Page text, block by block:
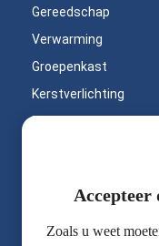
Gereedschap
Verwarming
Groepenkast
Kerstverlichting
Bouwlampen
Badkamerverlichting
Praktische werktips
Accepteer
Zoals u weet